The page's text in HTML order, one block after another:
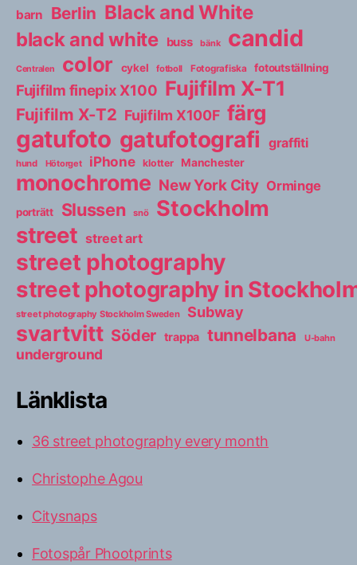
barn Berlin Black and White
black and white
buss bänk candid
Centralen color cykel fotboll Fotografiska fotoutställning
Fujifilm finepix X100 Fujifilm X-T1
Fujifilm X-T2 Fujifilm X100F färg
gatufoto gatufotografi graffiti
hund Hötorget iPhone klotter Manchester
monochrome New York City Orminge
porträtt Slussen snö Stockholm
street street art
street photography
street photography in
street photography Stockholm Sweden Subway
svartvitt Söder trappa tunnelbana U-bahn
underground
Länklista
36 street photography every month
Christophe Agou
Citysnaps
Fotospår Phootprints